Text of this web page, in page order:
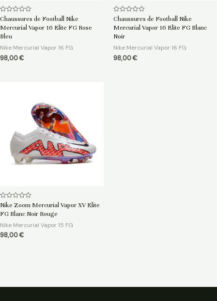
Note
sur
5
Chaussures de Football Nike
Mercurial Vapor 16 Elite FG Rose
Bleu
Nike Mercurial Vapor 16 FG
98,00€
Note
sur
5
Chaussures de Football Nike
Mercurial Vapor 16 Elite FG Blanc
Noir
Nike Mercurial Vapor 16 FG
98,00€
Note
sur
Nike Zoom Mercurial Vapor XV Elite
FG Blanc Noir Rouge
Nike Mercurial Vapor 15 FG
98,00€